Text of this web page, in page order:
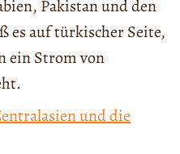
Pakistan und den
es auf türkischer Seite,
ein Strom von
und die